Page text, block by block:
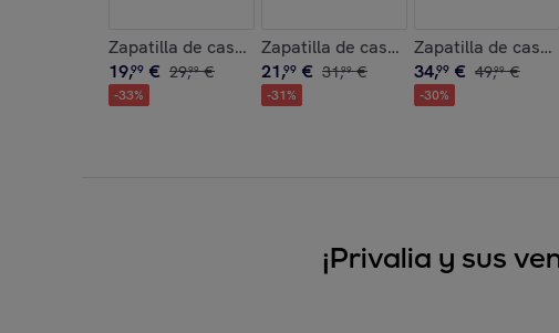
Zapatilla de casa ,Printed 21 Camuffare
19,99 € 29,99 €
-33%
Zapatilla de casa ,Boot Home Suela
21,99 € 31,99 €
-31%
Zapatilla de casa
34,99 € 49,99 €
-30%
¡Privalia y sus